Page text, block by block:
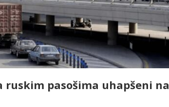
pasošima uhapšeni na